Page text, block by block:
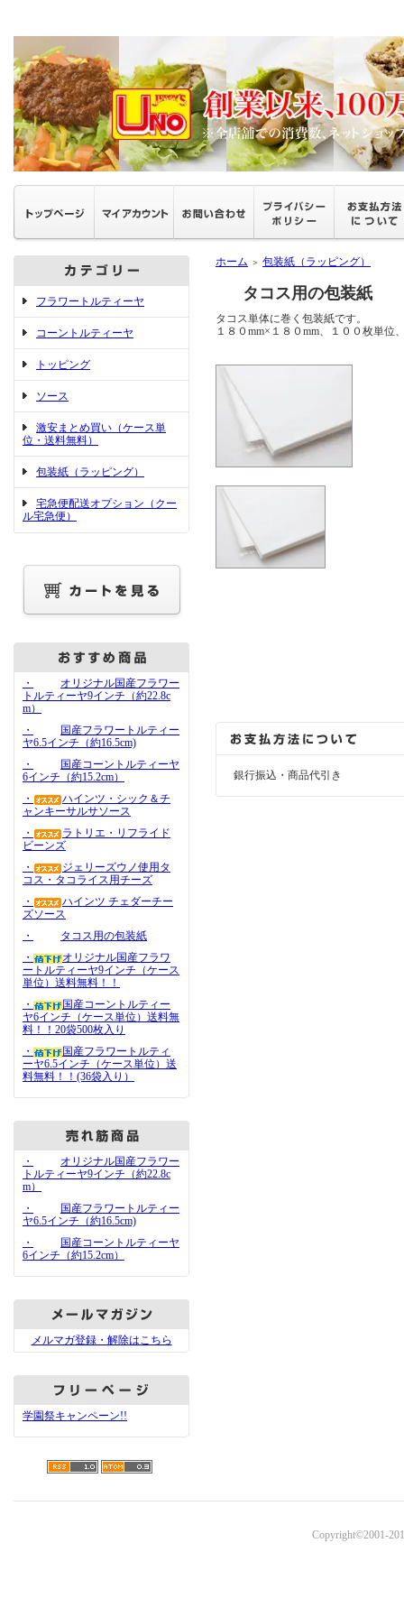
フラワートルティーヤ
コーントルティーヤ
トッピング
ソース
激安まとめ買い（ケース単
位・送料無料）
包装紙（ラッピング）
宅急便配送オプション（クー
ル宅急便）
・
オリジナル国産フラワー
トルティーヤ9インチ（約22.8c
m）
・
国産フラワートルティー
ヤ6.5インチ（約16.5cm)
・
国産コーントルティーヤ
6インチ（約15.2cm）
・
ハインツ・シック＆チ
ャンキーサルサソース
・
ラトリエ・リフライド
ビーンズ
・
ジェリーズウノ使用タ
コス・タコライス用チーズ
・
ハインツ チェダーチー
ズソース
・
タコス用の包装紙
・
オリジナル国産フラワ
ートルティーヤ9インチ（ケース
単位）送料無料！！
・
国産コーントルティー
ヤ6インチ（ケース単位）送料無
料！！20袋500枚入り
・
国産フラワートルティ
ーヤ6.5インチ（ケース単位）送
料無料！！(36袋入り）
・
オリジナル国産フラワー
トルティーヤ9インチ（約22.8c
m）
・
国産フラワートルティー
ヤ6.5インチ（約16.5cm)
・
国産コーントルティーヤ
6インチ（約15.2cm）
メルマガ登録・解除はこちら
学園祭キャンペーン!!
ホーム ＞ 包装紙（ラッピング）
タコス用の包装紙
タコス単体に巻く包装紙です。
１８０mm×１８０mm、１００枚単位
銀行振込・商品代引き
Copyright©2001-